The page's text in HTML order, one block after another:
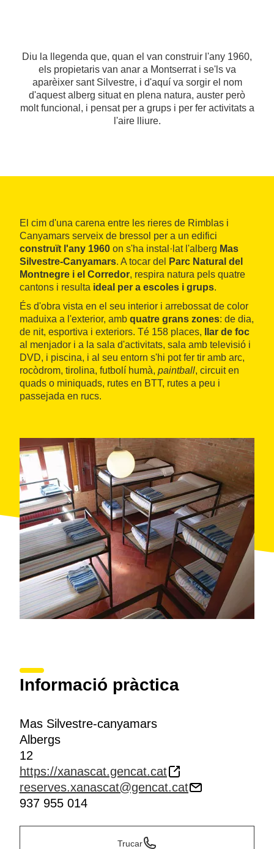
Diu la llegenda que, quan el van construir l'any 1960,
els propietaris van anar a Montserrat i se'ls va
aparèixer sant Silvestre, i d'aquí va sorgir el nom
d'aquest alberg situat en plena natura, auster però
molt funcional, i pensat per a grups i per fer activitats a
l'aire lliure.
El cim d'una carena entre les rieres de Rimblas i
Canyamars serveix de bressol per a un edifici
construït l'any 1960 on s'ha instal·lat l'alberg Mas
Silvestre-Canyamars. A tocar del
Parc Natural del
Montnegre i el Corredor, respira natura pels quatre
cantons i resulta ideal per a escoles i grups.
És d'obra vista en el seu interior i arrebossat de color
maduixa a l'exterior, amb quatre grans zones: de dia,
de nit, esportiva i exteriors. Té 158 places,
llar de foc
al menjador i a la sala d'activitats, sala amb televisió i
DVD, i piscina, i al seu entorn s'hi pot fer tir amb arc,
rocòdrom, tirolina, futbolí humà, paintball, circuit en
quads o miniquads, rutes en BTT, rutes a peu i
passejada en rucs.
Informació pràctica
Mas Silvestre-canyamars
Albergs
12
https://xanascat.gencat.cat
reserves.xanascat@gencat.cat
937 955 014
Trucar